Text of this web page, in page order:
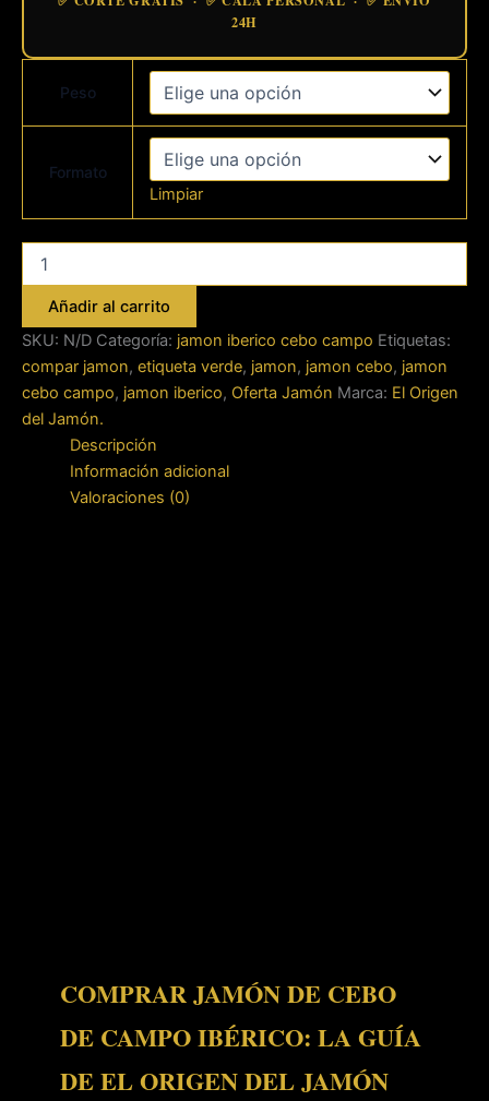
24H
Peso
Formato
Limpiar
jamón
cebo
de
campo
ibérico
cantidad
Añadir al carrito
SKU: N/D Categoría: jamon iberico cebo campo Etiquetas:
compar jamon, etiqueta verde, jamon, jamon cebo, jamon
cebo campo, jamon iberico, Oferta Jamón Marca: El Origen
del Jamón.
Descripción
Información adicional
Valoraciones (0)
COMPRAR JAMÓN DE CEBO
DE CAMPO IBÉRICO: LA GUÍA
DE EL ORIGEN DEL JAMÓN